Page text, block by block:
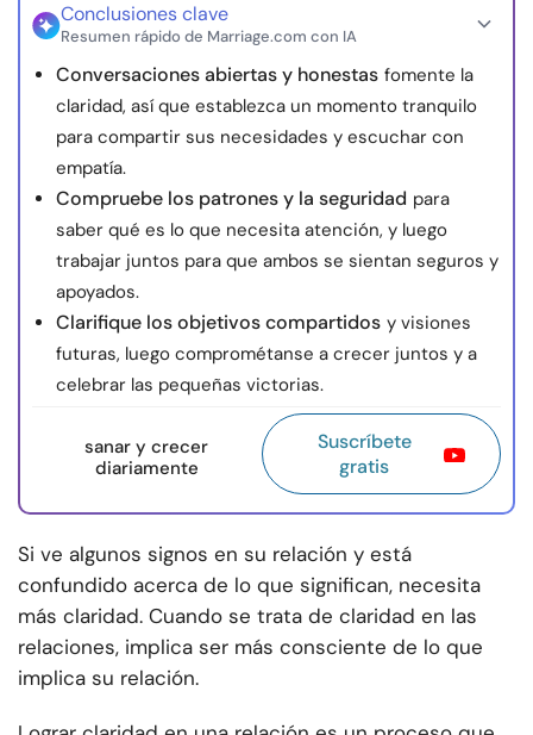
Conclusiones clave
Resumen rápido de Marriage.com con IA
Conversaciones abiertas y honestas fomente la
claridad, así que establezca un momento tranquilo
para compartir sus necesidades y escuchar con
empatía.
Compruebe los patrones y la seguridad para
saber qué es lo que necesita atención, y luego
trabajar juntos para que ambos se sientan seguros y
apoyados.
Clarifique los objetivos compartidos y visiones
futuras, luego comprométanse a crecer juntos y a
celebrar las pequeñas victorias.
sanar y crecer
diariamente
Suscríbete
gratis
Si ve algunos signos en su relación y está
confundido acerca de lo que significan, necesita
más claridad. Cuando se trata de claridad en las
relaciones, implica ser más consciente de lo que
implica su relación.